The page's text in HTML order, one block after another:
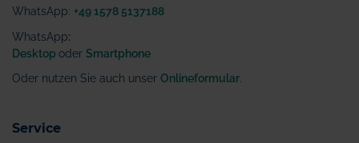
WhatsApp: +49 1578 5137188
WhatsApp:
Desktop oder Smartphone
Oder nutzen Sie auch unser Onlineformular
Service